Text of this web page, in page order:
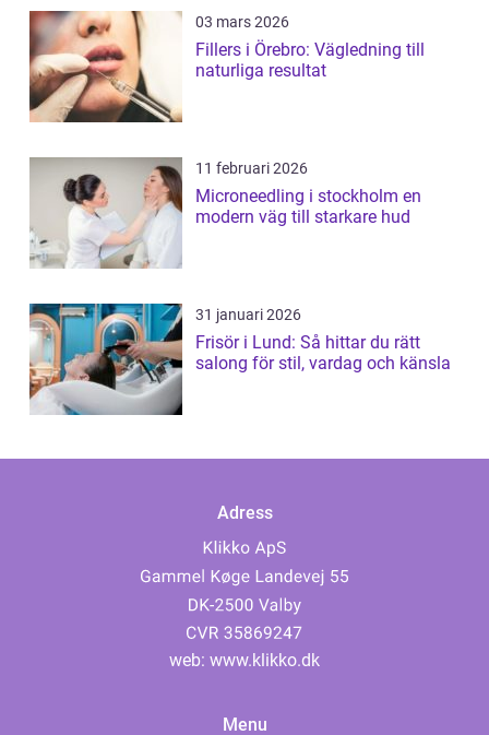
03 mars 2026
Fillers i Örebro: Vägledning till
naturliga resultat
11 februari 2026
Microneedling i stockholm en
modern väg till starkare hud
31 januari 2026
Frisör i Lund: Så hittar du rätt
salong för stil, vardag och känsla
Adress
web: www.klikko.dk
Menu